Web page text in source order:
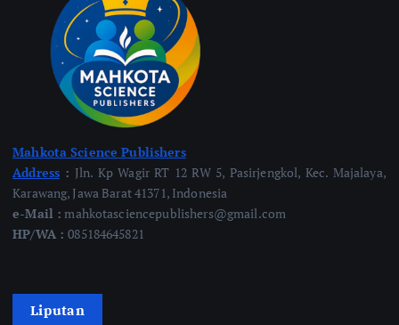
Mahkota Science Publishers
Address : Jln. Kp Wagir RT 12 RW 5, Pasirjengkol, Kec. Majalaya,
Karawang, Jawa Barat 41371, Indonesia
e-Mail : mahkotasciencepublishers@gmail.com
HP/WA :085184645821
Liputan